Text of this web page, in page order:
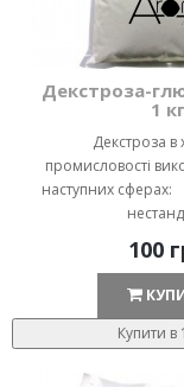
Декстроза-
1 кг
Декстроза в
промисловості
наступних
100
Купити в